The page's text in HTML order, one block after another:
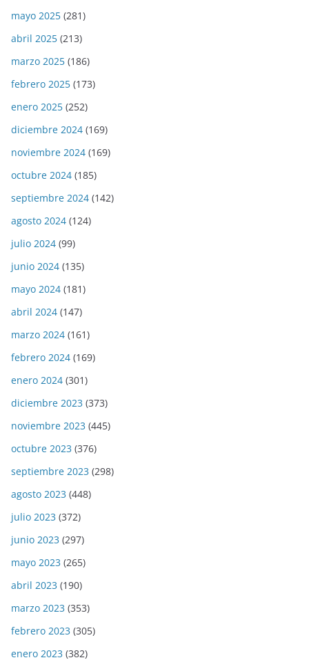
mayo 2025 (281)
abril 2025 (213)
marzo 2025 (186)
febrero 2025 (173)
enero 2025 (252)
diciembre 2024 (169)
noviembre 2024 (169)
octubre 2024 (185)
septiembre 2024 (142)
agosto 2024 (124)
julio 2024 (99)
junio 2024 (135)
mayo 2024 (181)
abril 2024 (147)
marzo 2024 (161)
febrero 2024 (169)
enero 2024 (301)
diciembre 2023 (373)
noviembre 2023 (445)
octubre 2023 (376)
septiembre 2023 (298)
agosto 2023 (448)
julio 2023 (372)
junio 2023 (297)
mayo 2023 (265)
abril 2023 (190)
marzo 2023 (353)
febrero 2023 (305)
enero 2023 (382)